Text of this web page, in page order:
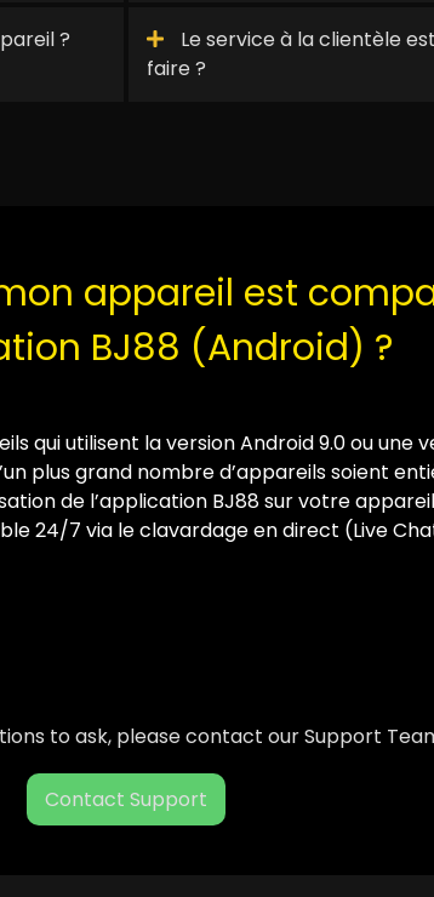
?
Le service à la clientèle
faire ?
appareil est
BJ88 (Android) ?
qui utilisent la version Android 9.0 ou une
plus grand nombre d’appareils soient
de l’application BJ88 sur votre
24/7 via le clavardage en direct (Live
to ask, please contact our Support
Contact Support